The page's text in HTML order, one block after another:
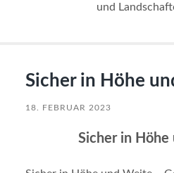
und
Sicher in Höhe
18. FEBRUAR 2023
Sicher in Höhe